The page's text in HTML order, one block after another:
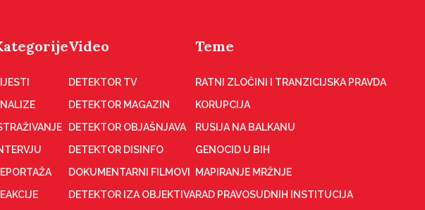
Video
DETEKTOR TV
DETEKTOR MAGAZIN
DETEKTOR OBJAŠNJAVA
DETEKTOR DISINFO
DOKUMENTARNI FILMOVI
DETEKTOR IZA OBJEKTIVA
Teme
RATNI ZLOČINI I TRANZICIJSKA PRAVDA
KORUPCIJA
RUSIJA NA BALKANU
GENOCID U BIH
MAPIRANJE MRŽNJE
RAD PRAVOSUDNIH INSTITUCIJA